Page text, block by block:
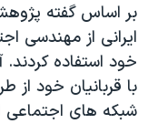
بر اساس گفته
ایرانی از مهندسی
خود استفاده
با قربانیان خود از
شبکه های اجتماعی